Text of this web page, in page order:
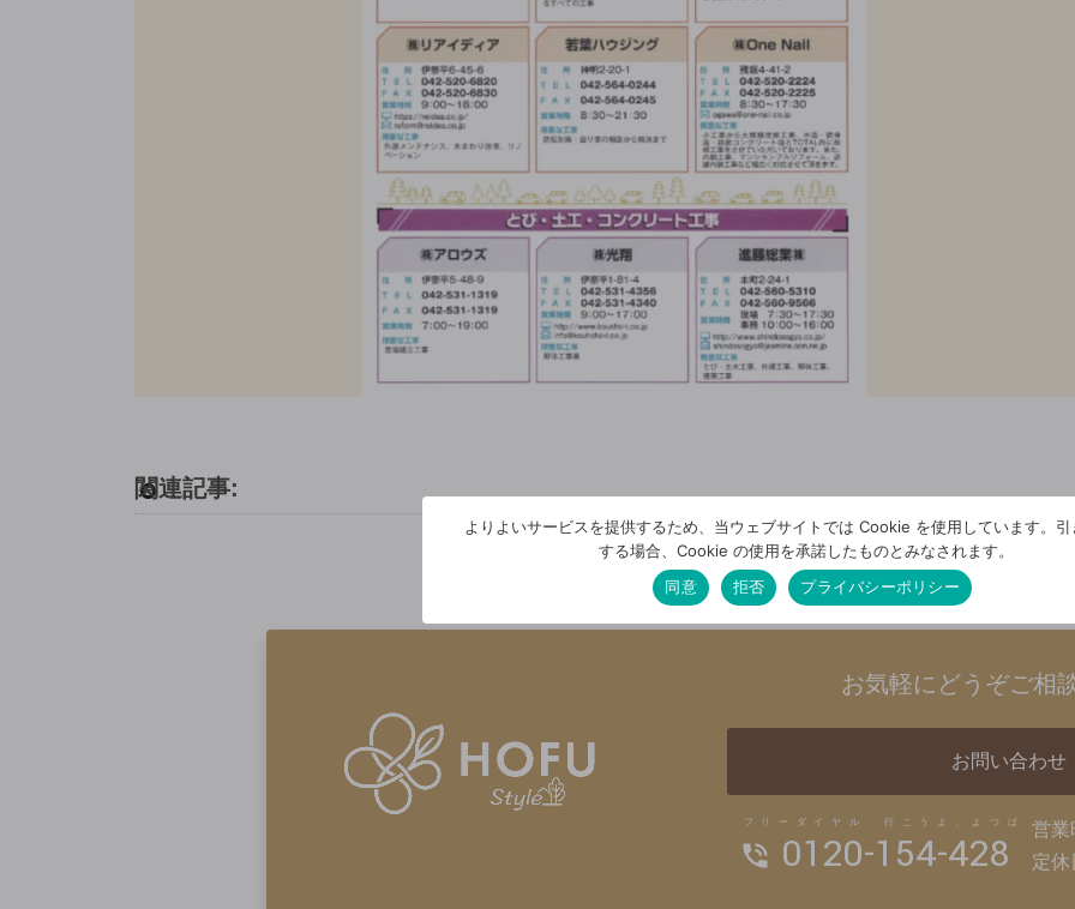
関連記事:
お気軽にどうぞご相
お問い合わせ
0120-154-428
フリーダイヤル 行こうよ、よつば
営業
定休
よりよいサービスを提供するため、当ウェブサイトでは Cookie を使用しています。引
する場合、Cookie の使用を承諾したものとみなされます。
同意
拒否 プライバシーポリシー